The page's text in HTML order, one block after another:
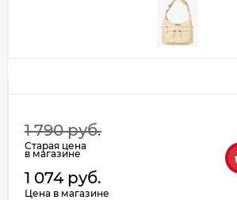
1 790 руб.
Старая цена
в магазине
1 074 руб.
Цена в магазине
с вашей карты
каждые 2 недели
об оплате Плайтом